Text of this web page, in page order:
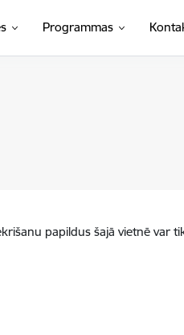
Programmas
papildus šajā vietnē var